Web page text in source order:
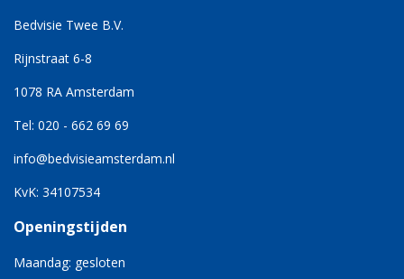
Bedvisie Twee B.V.
Rijnstraat 6-8
1078 RA Amsterdam
Tel: 020 - 662 69 69
info@bedvisieamsterdam.nl
KvK: 34107534
Openingstijden
Maandag: gesloten